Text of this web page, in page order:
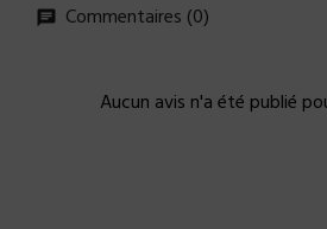
Commentaires (0)
Aucun avis n'a été publié